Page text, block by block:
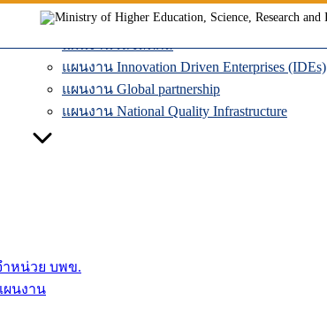
แผนงานระบบคมนาคมแห่งอนาคต
แผนงานโลจิสติกส์
แผนงาน Innovation Driven Enterprises (IDEs)
แผนงาน Global partnership
แผนงาน National Quality Infrastructure
หน่วย บพข.
นงาน